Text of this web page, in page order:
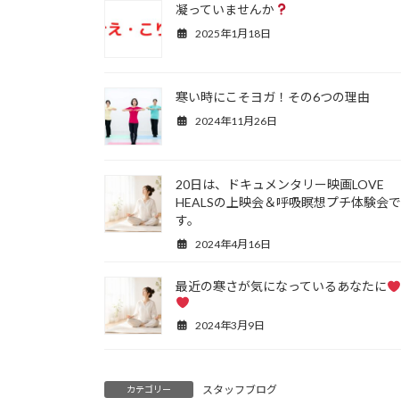
凝っていませんか
2025年1月18日
寒い時にこそヨガ！その6つの理由
2024年11月26日
20日は、ドキュメンタリー映画LOVE
HEALSの上映会＆呼吸瞑想プチ体験会で
す。
2024年4月16日
最近の寒さが気になっているあなたに
2024年3月9日
カテゴリー スタッフブログ